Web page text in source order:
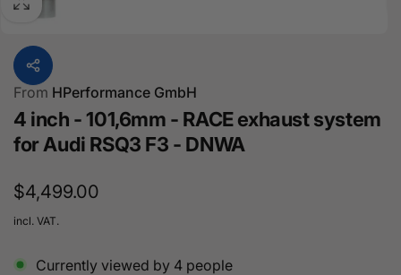
From HPerformance GmbH
4 inch - 101,6mm - RACE exhaust system
for Audi RSQ3 F3 - DNWA
Regular
price
$4,499.00
incl. VAT.
Currently viewed by 4 people